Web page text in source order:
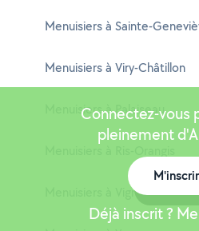
Menuisiers à Sainte-
Menuisiers à Viry-Châtillon
Menuisiers à Palaiseau
Menuisiers à Vigneux-sur-
Connectez-vous
pleinement
Déjà inscrit ?